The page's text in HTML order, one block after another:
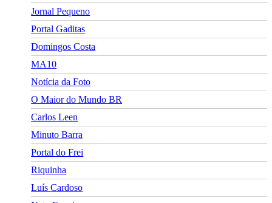
Jornal Pequeno
Portal Gaditas
Domingos Costa
MA10
Notícia da Foto
O Maior do Mundo BR
Carlos Leen
Minuto Barra
Portal do Frei
Riquinha
Luís Cardoso